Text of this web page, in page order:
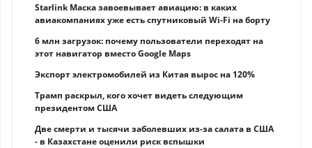
Starlink Маска завоевывает авиацию: в каких
авиакомпаниях уже есть спутниковый Wi-Fi на борту
6 млн загрузок: почему пользователи переходят на
этот навигатор вместо Google Maps
Экспорт электромобилей из Китая вырос на 120%
Трамп раскрыл, кого хочет видеть следующим
президентом США
Две смерти и тысячи заболевших из-за салата в США
- в Казахстане оценили риск вспышки